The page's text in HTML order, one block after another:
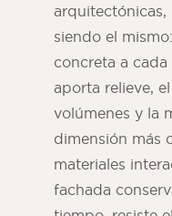
siendo el
concreta a
aporta relieve,
volúmenes y la
dimensión más
materiales
fachada